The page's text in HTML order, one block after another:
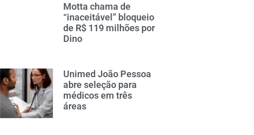
Motta chama de
“inaceitável” bloqueio
de R$ 119 milhões por
Dino
Unimed João Pessoa
abre seleção para
médicos em três
áreas